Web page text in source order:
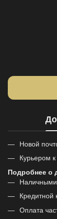
Новой
Курьером
Подробнее о
Кредитной
Оплата